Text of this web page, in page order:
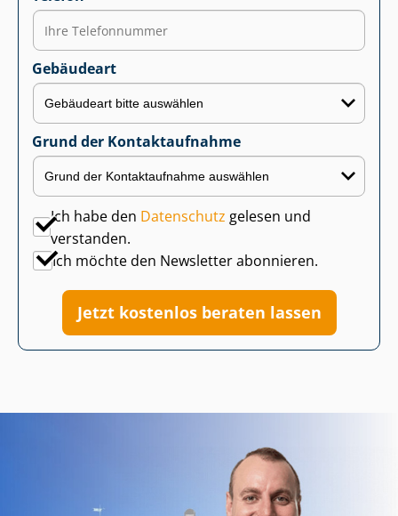
Gebäudeart
Grund der Kontaktaufnahme
Ich habe den Datenschutz gelesen und
verstanden.
Ich möchte den Newsletter abonnieren.
Jetzt kostenlos beraten lassen